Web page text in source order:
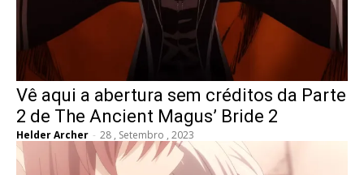
Vê aqui a abertura sem créditos da Parte
2 de The Ancient Magus’ Bride 2
Helder Archer - 28 , Setembro , 2023